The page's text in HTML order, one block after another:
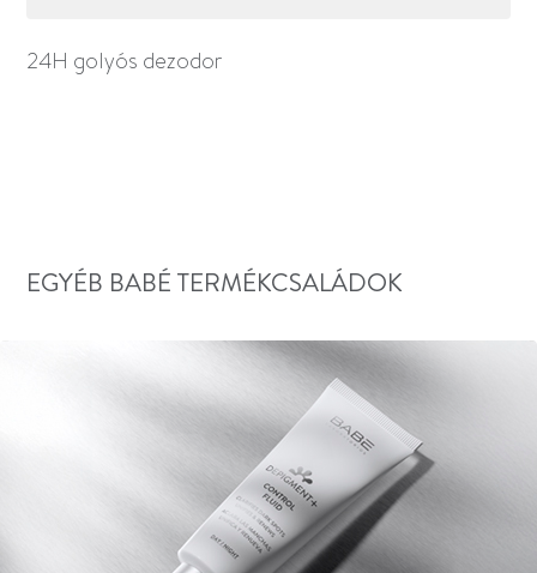
24H golyós dezodor
EGYÉB BABÉ TERMÉKCSALÁDOK